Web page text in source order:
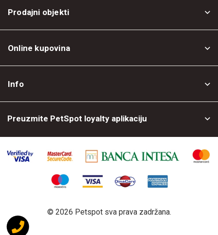
Prodajni objekti
Online kupovina
Info
Preuzmite PetSpot loyalty aplikaciju
© 2026 Petspot sva prava zadržana.